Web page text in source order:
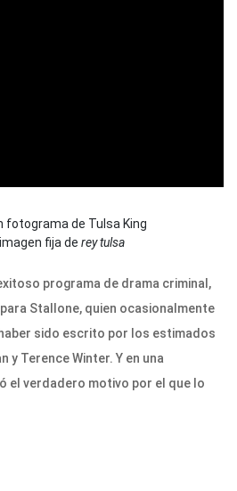
fija de rey tulsa
programa de drama criminal,
Stallone, quien ocasionalmente
sido escrito por los estimados
y Terence Winter. Y en una
el verdadero motivo por el que lo